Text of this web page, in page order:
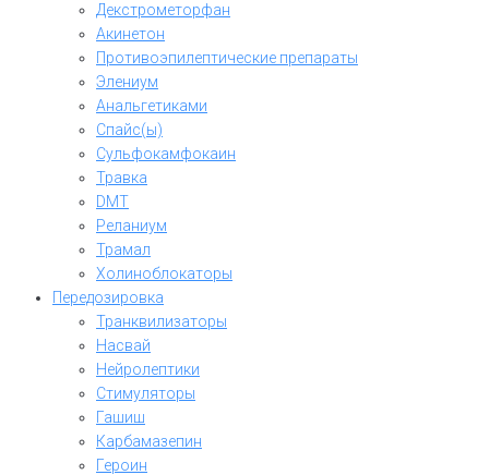
Декстрометорфан
Акинетон
Противоэпилептические препараты
Элениум
Анальгетиками
Спайс(ы)
Сульфокамфокаин
Травка
DMT
Реланиум
Трамал
Холиноблокаторы
Передозировка
Транквилизаторы
Насвай
Нейролептики
Стимуляторы
Гашиш
Карбамазепин
Героин